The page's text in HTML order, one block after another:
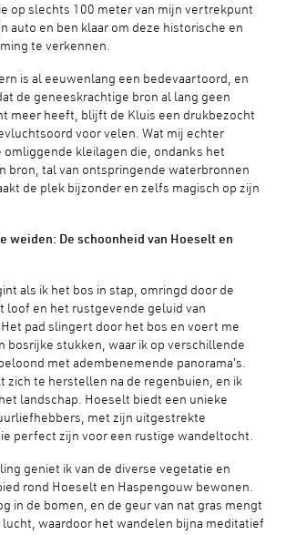
op slechts 100 meter van mijn vertrekpunt
auto en ben klaar om deze historische en
te verkennen.
is al eeuwenlang een bedevaartoord, en
de geneeskrachtige bron al lang geen
meer heeft, blijft de Kluis een drukbezocht
voor velen. Wat mij echter
kleilagen die, ondanks het
bron, tal van ontspringende waterbronnen
de plek bijzonder en zelfs magisch op zijn
weiden: De schoonheid van Hoeselt en
als ik het bos in stap, omringd door de
loof en het rustgevende geluid van
pad slingert door het bos en voert me
bosrijke stukken, waar ik op verschillende
met adembenemende panorama’s.
zich te herstellen na de regenbuien, en ik
landschap. Hoeselt biedt een unieke
met zijn uitgestrekte
perfect zijn voor een rustige wandeltocht.
geniet ik van de diverse vegetatie en
rond Hoeselt en Haspengouw bewonen.
in de bomen, en de geur van nat gras mengt
waardoor het wandelen bijna meditatief